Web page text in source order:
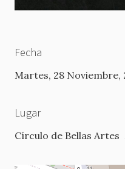
Fecha
Martes, 28 Noviembre,
Lugar
Círculo de Bellas Artes